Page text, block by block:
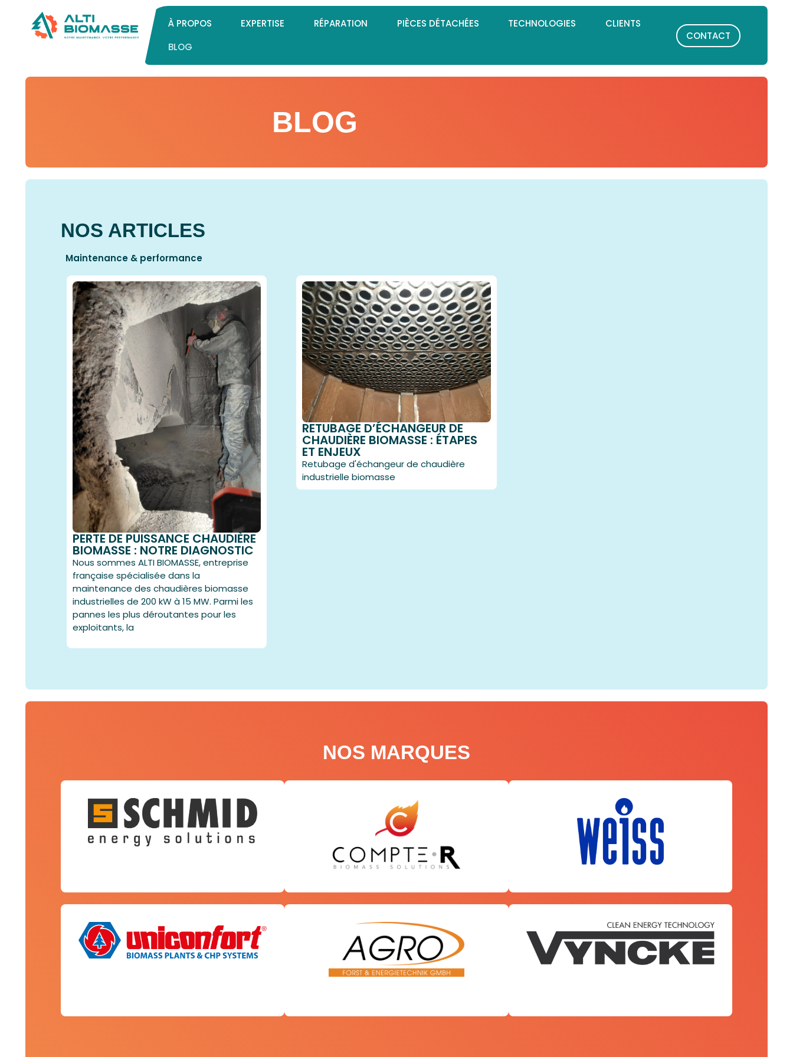
À PROPOS EXPERTISE RÉPARATION PIÈCES DÉTACHÉES TECHNOLOGIES
CLIENTS
BLOG
CONTACT
BLOG
NOS ARTICLES
Maintenance & performance
PERTE DE PUISSANCE CHAUDIÈRE
BIOMASSE : NOTRE DIAGNOSTIC
Nous sommes ALTI BIOMASSE, entreprise
française spécialisée dans la
maintenance des chaudières biomasse
industrielles de 200 kW à 15 MW. Parmi les
pannes les plus déroutantes pour les
exploitants, la
RETUBAGE D’ÉCHANGEUR DE
CHAUDIÈRE BIOMASSE : ÉTAPES
ET ENJEUX
Retubage d'échangeur de chaudière
industrielle biomasse
NOS MARQUES